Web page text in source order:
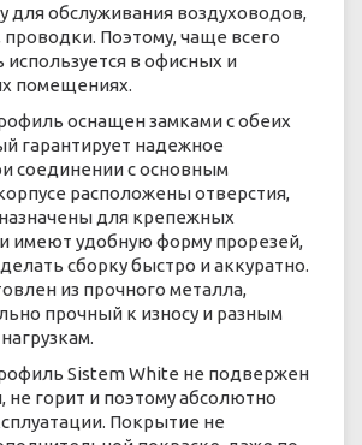
для обслуживания воздуховодов,
Поэтому, чаще всего
в офисных и
помещениях.
оснащен замками с обеих
гарантирует надежное
соединении с основным
расположены отверстия,
для крепежных
имеют удобную форму прорезей,
сборку быстро и аккуратно.
из прочного металла,
прочный к износу и разным
Sistem White не подвержен
горит и поэтому абсолютно
Покрытие не